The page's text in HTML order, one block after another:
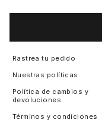
Rastrea tu pedido
Nuestras políticas
Política de cambios y
devoluciones
Términos y condiciones